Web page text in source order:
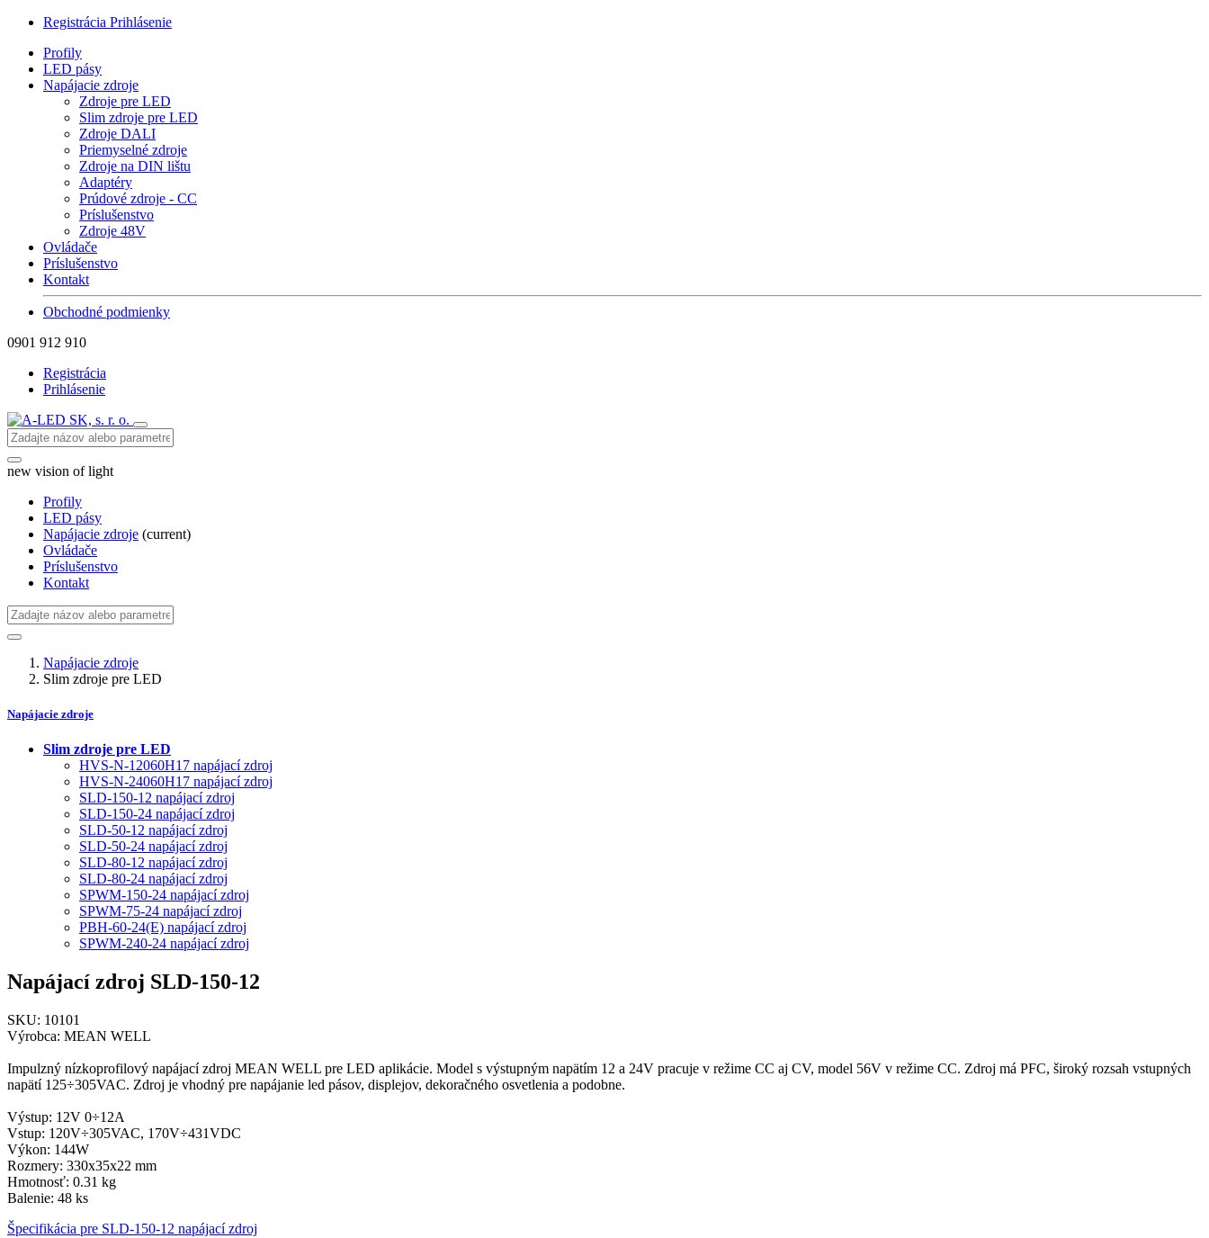
Registrácia Prihlásenie
Profily
LED pásy
Napájacie zdroje
Zdroje pre LED
Slim zdroje pre LED
Zdroje DALI
Priemyselné zdroje
Zdroje na DIN lištu
Adaptéry
Prúdové zdroje - CC
Príslušenstvo
Zdroje 48V
Ovládače
Príslušenstvo
Kontakt
Obchodné podmienky
0901 912 910
Registrácia
Prihlásenie
new vision of light
Profily
LED pásy
Napájacie zdroje (current)
Ovládače
Príslušenstvo
Kontakt
Napájacie zdroje
Slim zdroje pre LED
Napájacie zdroje
Slim zdroje pre LED
HVS-N-12060H17 napájací zdroj
HVS-N-24060H17 napájací zdroj
SLD-150-12 napájací zdroj
SLD-150-24 napájací zdroj
SLD-50-12 napájací zdroj
SLD-50-24 napájací zdroj
SLD-80-12 napájací zdroj
SLD-80-24 napájací zdroj
SPWM-150-24 napájací zdroj
SPWM-75-24 napájací zdroj
PBH-60-24(E) napájací zdroj
SPWM-240-24 napájací zdroj
Napájací zdroj SLD-150-12
SKU: 10101
Výrobca: MEAN WELL
Impulzný nízkoprofilový napájací zdroj MEAN WELL pre LED aplikácie. Model s výstupným napätím 12 a 24V pracuje v režime CC aj CV, model 56V v režime CC. Zdroj má PFC, široký rozsah vstupných
napätí 125÷305VAC. Zdroj je vhodný pre napájanie led pásov, displejov, dekoračného osvetlenia a podobne.
Výstup: 12V 0÷12A
Vstup: 120V÷305VAC, 170V÷431VDC
Výkon: 144W
Rozmery: 330x35x22 mm
Hmotnosť: 0.31 kg
Balenie: 48 ks
Špecifikácia pre SLD-150-12 napájací zdroj